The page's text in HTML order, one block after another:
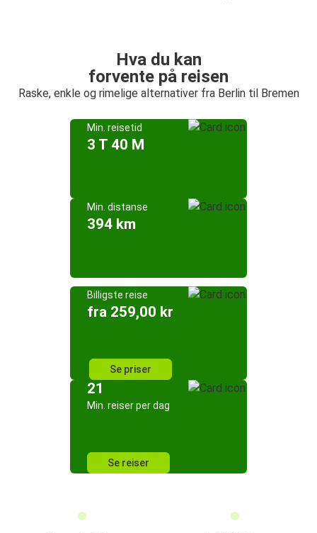
Hva du kan
forvente på reisen
Raske, enkle og rimelige alternativer fra Berlin til Bremen
Min. reisetid
3 T 40 M
Min. distanse
394 km
Billigste reise
fra 259,00 kr
Se priser
21
Min. reiser per dag
Se reiser